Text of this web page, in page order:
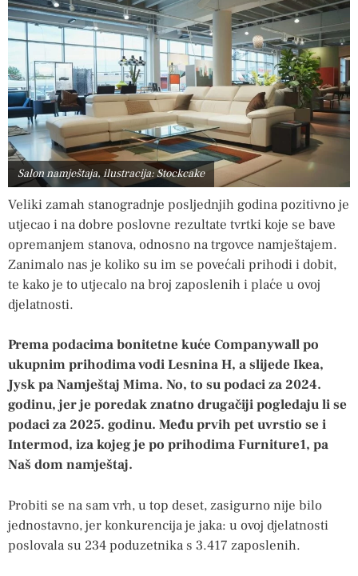
Salon namještaja, ilustracija: Stockcake
Veliki zamah stanogradnje posljednjih godina pozitivno je
utjecao i na dobre poslovne rezultate tvrtki koje se bave
opremanjem stanova, odnosno na trgovce namještajem.
Zanimalo nas je koliko su im se povećali prihodi i dobit,
te kako je to utjecalo na broj zaposlenih i plaće u ovoj
djelatnosti.
Prema podacima bonitetne kuće Companywall po
ukupnim prihodima vodi Lesnina H, a slijede Ikea,
Jysk pa Namještaj Mima. No, to su podaci za 2024.
godinu, jer je poredak znatno drugačiji pogledaju li se
podaci za 2025. godinu. Među prvih pet uvrstio se i
Intermod, iza kojeg je po prihodima Furniture1, pa
Naš dom namještaj.
Probiti se na sam vrh, u top deset, zasigurno nije bilo
jednostavno, jer konkurencija je jaka: u ovoj djelatnosti
poslovala su 234 poduzetnika s 3.417 zaposlenih.